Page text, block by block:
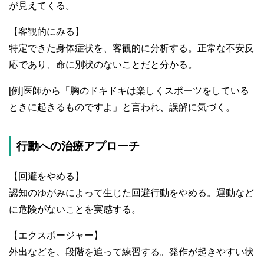
が見えてくる。
【客観的にみる】
特定できた身体症状を、客観的に分析する。正常な不安反
応であり、命に別状のないことだと分かる。
[例]医師から「胸のドキドキは楽しくスポーツをしている
ときに起きるものですよ」と言われ、誤解に気づく。
行動への治療アプローチ
【回避をやめる】
認知のゆがみによって生じた回避行動をやめる。運動など
に危険がないことを実感する。
【エクスポージャー】
外出などを、段階を追って練習する。発作が起きやすい状